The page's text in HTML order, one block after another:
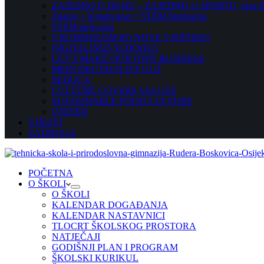
ZAJEDNO U DUHU – ZAJEDNO U SPORTU, faza
Znanje + Kreativnost = STEM Inspiracija
STEM-anje.com
S RUĐERICOM PO NOVE VJEŠTINE!
DIGITALISED SCHOOLS
LET’S MAKE OUR OWN BUSINESS
MEIN DEUTSCH IST GUT
SEDUCA
CULTURE COVERS VALUES
SUSTAINABLE FOOD CULTURE
UNITED
VIJESTI
ZADRUGA
POČETNA
O ŠKOLI
O ŠKOLI
KALENDAR DOGAĐANJA
KALENDAR NASTAVNICI
TLOCRT ŠKOLSKOG PROSTORA
NATJEČAJI
GODIŠNJI PLAN I PROGRAM
ŠKOLSKI KURIKUL